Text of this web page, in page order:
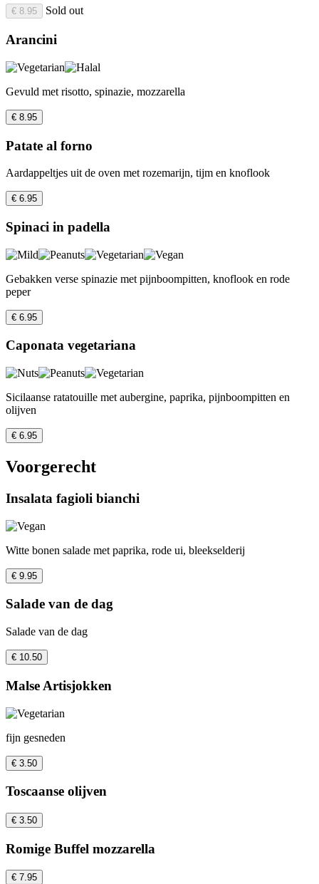
€ 8.95 Sold out
Arancini
Gevuld met risotto, spinazie, mozzarella
€ 8.95
Patate al forno
Aardappeltjes uit de oven met rozemarijn, tijm en knoflook
€ 6.95
Spinaci in padella
Gebakken verse spinazie met pijnboompitten, knoflook en rode
peper
€ 6.95
Caponata vegetariana
Sicilaanse ratatouille met aubergine, paprika, pijnboompitten en
olijven
€ 6.95
Voorgerecht
Insalata fagioli bianchi
Witte bonen salade met paprika, rode ui, bleekselderij
€ 9.95
Salade van de dag
Salade van de dag
€ 10.50
Malse Artisjokken
fijn gesneden
€ 3.50
Toscaanse olijven
€ 3.50
Romige Buffel mozzarella
€ 7.95